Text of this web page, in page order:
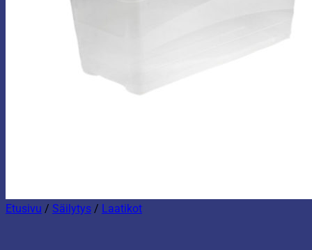
Etusivu / Säilytys / Laatikot